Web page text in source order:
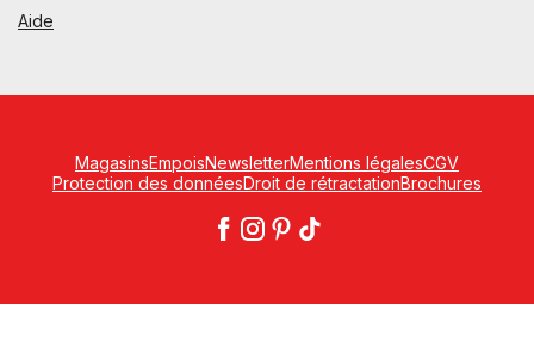
Aide
MagasinsEmpoisNewsletterMentions légalesCGV
Protection des donnéesDroit de rétractationBrochures